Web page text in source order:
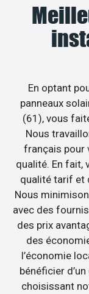
En optant
panneaux
(61), vous
Nous
français pour
qualité. En fait,
qualité tarif et
Nous
avec des
des prix
des
l’économie
bénéficier
choisissant